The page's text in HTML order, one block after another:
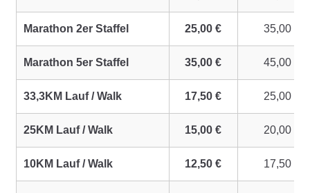
Marathon 2er Staffel 25,00 € 35,00 €
Marathon 5er Staffel 35,00 € 45,00 €
33,3KM Lauf / Walk 17,50 € 25,00 €
25KM Lauf / Walk 15,00 € 20,00 €
10KM Lauf / Walk 12,50 € 17,50 €